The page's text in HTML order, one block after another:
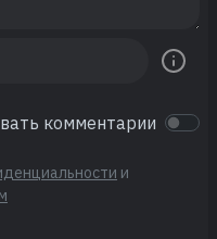
комментарии
и